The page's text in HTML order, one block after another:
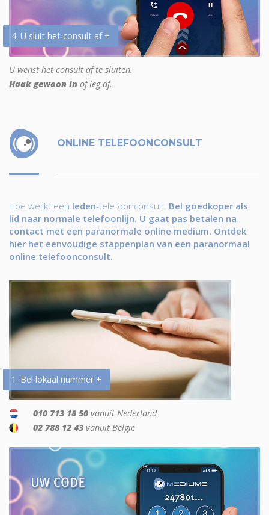
4. U sluit het consult af +
U wenst het consult af te sluiten.
Haak gewoon in of leg af.
ONLINE TELEFOONCONSULT
Hoe werkt een leden-telefoonconsult. Bel goedkoper als
lid naar normale telefoonlijn. U gaat pas betalen na
contact met een paranormale online medium. Ontdek
hier het eenvoudige stappenplan van een paranormaal
online telefoonconsult.
1. Bel lokaal nummer +
010 713 18 50 vanuit Nederland
02 788 12 43 vanuit België